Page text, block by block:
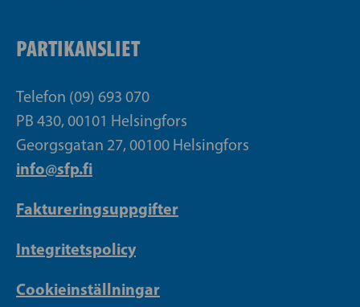
PARTIKANSLIET
Telefon (09) 693 070
PB 430, 00101 Helsingfors
Georgsgatan 27, 00100 Helsingfors
info@sfp.fi
Faktureringsuppgifter
Integritetspolicy
Cookieinställningar